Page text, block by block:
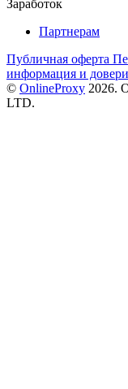
Заработок
Партнерам
Публичная оферта
информация и
© OnlineProxy 2026.
LTD.